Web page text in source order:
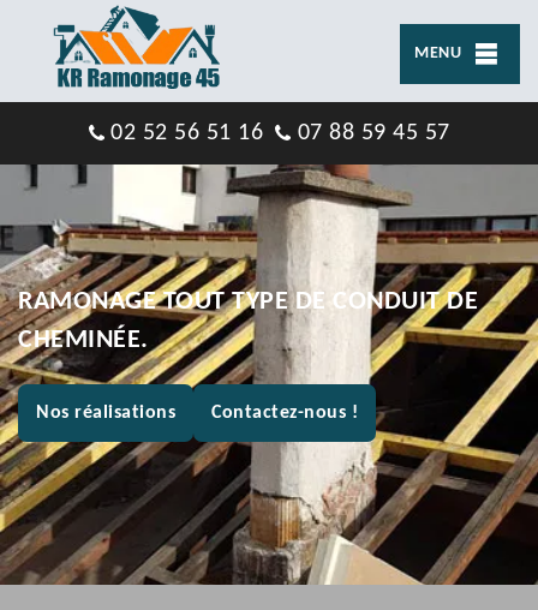
MENU
02 52 56 51 16 07 88 59 45 57
RAMONAGE TOUT TYPE DE CONDUIT DE
CHEMINÉE.
Nos réalisations Contactez-nous !